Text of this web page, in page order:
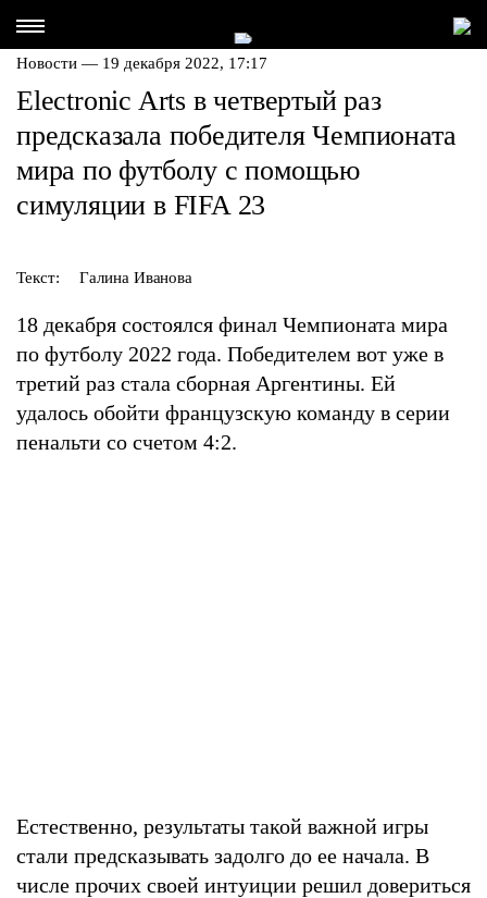
Новости — 19 декабря 2022, 17:17
Electronic Arts в четвертый раз
предсказала победителя Чемпионата
мира по футболу с помощью
симуляции в FIFA 23
Текст: Галина Иванова
18 декабря состоялся финал Чемпионата мира
по футболу 2022 года. Победителем вот уже в
третий раз стала сборная Аргентины. Ей
удалось обойти французскую команду в серии
пенальти со счетом 4:2.
Естественно, результаты такой важной игры
стали предсказывать задолго до ее начала. В
числе прочих своей интуиции решил довериться